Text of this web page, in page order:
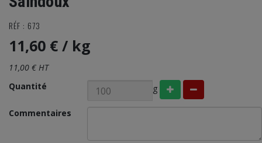
RÉF : 673
11,60 € / kg
11,00 € HT
Quantité
g
Commentaires